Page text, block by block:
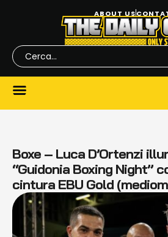
ABOUT US
Boxe – Luca D’Ortenzi
“Guidonia Boxing Night”
cintura EBU Gold